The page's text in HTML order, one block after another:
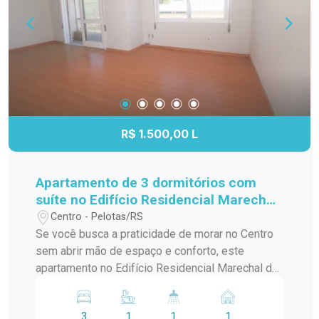
estratégica, praticidade e conforto para facilitar o
seu dia a dia.
R$ 1.500,00 L
Apartamento de 3 dormitórios com
suíte no Edifício Residencial Marechal
de Ferro - Centro - Pelotas
Centro - Pelotas/RS
Se você busca a praticidade de morar no Centro
sem abrir mão de espaço e conforto, este
apartamento no Edifício Residencial Marechal de
amplos, bem distribuídos e funcionais, o imóvel